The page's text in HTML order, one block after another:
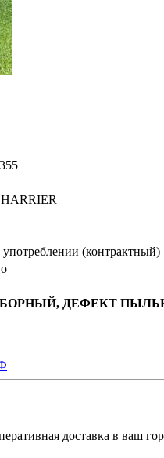
(контрактный)
ДЕФЕКТ
доставка в ваш